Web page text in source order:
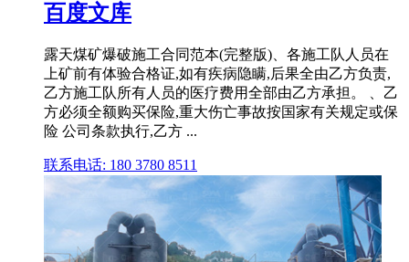
百度文库
露天煤矿爆破施工合同范本(完整版)、各施工队人员在
上矿前有体验合格证,如有疾病隐瞒,后果全由乙方负责,
乙方施工队所有人员的医疗费用全部由乙方承担。 、乙
方必须全额购买保险,重大伤亡事故按国家有关规定或保
险 公司条款执行,乙方 ...
联系电话: 180 3780 8511